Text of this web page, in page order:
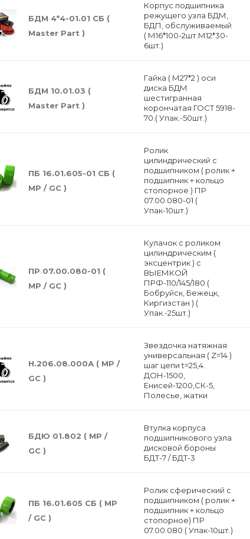
БДМ 4*4-01.01 СБ (
Мaster Рart )
Корпус подшипника
режущего узла БДМ,
БДП, обслуживаемый
( М16*100-2шт.М12*30-
6шт.)
БДМ 10.01.03 (
Master Part )
Гайка ( М27*2 ) оси
диска БДМ
шестигранная
корончатая ГОСТ 5918-
70.( Упак.-50шт.)
ПБ 16.01.605-01 СБ (
МP / GC )
Ролик
цилиндрический с
подшипником ( ролик +
подшипник + кольцо
стопорное ) ПР
07.00.080-01 (
Упак-10шт.)
ПР 07.00.080-01 (
МP / GC )
Кулачок с роликом
цилиндрическим (
эксцентрик ) с
ВЫЕМКОЙ
ПРФ-110/145/180 (
Бобруйск, Бежецк,
Киргизстан ) (
Упак.-25шт.)
Н.206.08.000А ( МР /
GC )
Звездочка натяжная
универсальная ( Z=14 )
шаг цепи t=25,4.
ДОН-1500,
Енисей-1200,СК-5,
Полесье, жатки
БДЮ 01.802 ( MP /
GC )
Втулка корпуса
подшипникового узла
дисковой бороны
БДТ-7 / БДТ-3
ПБ 16.01.605 СБ ( МP
/ GC )
Ролик сферический с
подшипником ( ролик +
подшипник + кольцо
стопорное) ПР
07.00.080 ( Упак-10шт.)